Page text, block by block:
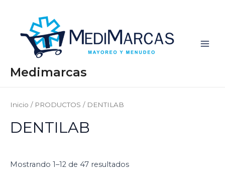
contenido
Medimarcas
Inicio / PRODUCTOS / DENTILAB
DENTILAB
Mostrando 1–12 de 47 resultados